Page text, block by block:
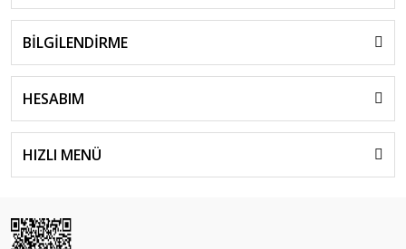
BİLGİLENDİRME
HESABIM
HIZLI MENÜ